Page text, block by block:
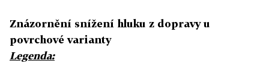
Znázornění snížení hluku z dopravy u
povrchové varianty
Legenda: